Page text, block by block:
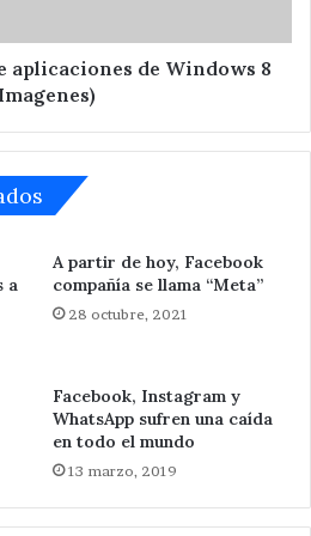
aplicaciones de Windows 8
a
A partir de hoy, Facebook
compañía se llama “Meta”
28 octubre, 2021
Facebook, Instagram y
WhatsApp sufren una caída
en todo el mundo
13 marzo, 2019